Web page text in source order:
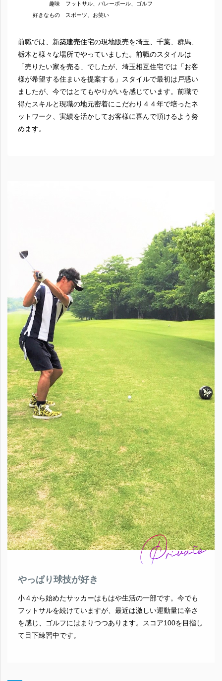
趣味
フットサル、バレーボール、ゴルフ
好きなもの
スポーツ、お笑い
前職では、新築建売住宅の現地販売を埼玉、千葉、群馬、
栃木と様々な場所でやっていました。前職のスタイルは
「売りたい家を売る」でしたが、埼玉相互住宅では「お客
様が希望する住まいを提案する」スタイルで最初は戸惑い
ましたが、今ではとてもやりがいを感じています。前職で
得たスキルと現職の地元密着にこだわり４４年で培ったネ
ットワーク、実績を活かしてお客様に喜んで頂けるよう努
めます。
やっぱり球技が好き
小４から始めたサッカーはもはや生活の一部です。今でも
フットサルを続けていますが、最近は激しい運動量に辛さ
を感じ、ゴルフにはまりつつあります。スコア100を目指し
て目下練習中です。